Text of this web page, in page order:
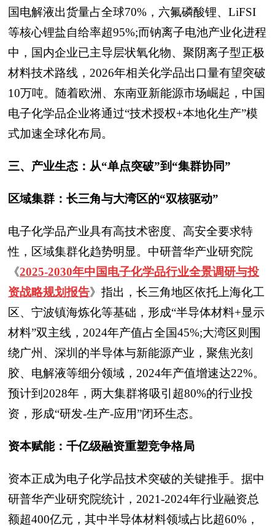
国电解液出货量占全球70%，六氟磷酸锂、LiFSI
等核心锂盐自给率超95%;而钠离子电池产业化进程
中，国内企业已主导层状氧化物、聚阴离子型正极
材料技术路线，2026年相关化学品出口量有望突破
10万吨。随着欧洲、东南亚新能源市场崛起，中国
电子化学品企业将通过“技术授权+本地化生产”模
式加速全球化布局。
三、产业生态：从“单点突破”到“集群协同”
区域集群：长三角与大湾区的“双核驱动”
电子化学品产业具有高技术密度、高安全要求特
性，区域集群化趋势明显。中研普华产业研究院
《2025-2030年中国电子化学品行业全景调研与投
资战略规划报告》 指出，长三角地区依托上海化工
区、宁波镇海炼化等基础，形成“半导体材料+显示
材料”双主线，2024年产值占全国45%;大湾区则围
绕广州、深圳的半导体与新能源产业，聚焦光刻
胶、电解液等细分领域，2024年产值增速达22%。
预计到2028年，两大集群将吸引超80%的行业投
资，形成“研发-生产-应用”闭环生态。
资本赋能：千亿级融资重塑竞争格局
资本正成为电子化学品技术突破的关键推手。据中
研普华产业研究院统计，2021-2024年行业融资总
额超400亿元，其中半导体材料领域占比超60%，